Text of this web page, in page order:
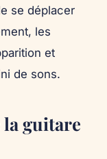
se déplacer
les
et
de sons.
guitare